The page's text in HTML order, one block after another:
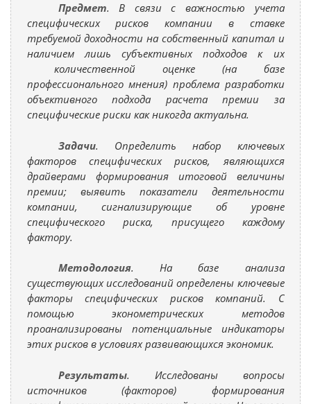
Предмет. В связи с важностью учета
специфических рисков компании в ставке
требуемой доходности на собственный капитал и
наличием лишь субъективных подходов к их
количественной оценке (на базе
профессионального мнения) проблема разработки
объективного подхода расчета премии за
специфические риски как никогда актуальна.
Задачи. Определить набор ключевых
факторов специфических рисков, являющихся
драйверами формирования итоговой величины
премии; выявить показатели деятельности
компании, сигнализирующие об уровне
специфического риска, присущего каждому
фактору.
Методология. На базе анализа
существующих исследований определены ключевые
факторы специфических рисков компаний. С
помощью эконометрических методов
проанализированы потенциальные индикаторы
этих рисков в условиях развивающихся экономик.
Результаты. Исследованы вопросы
источников (факторов) формирования